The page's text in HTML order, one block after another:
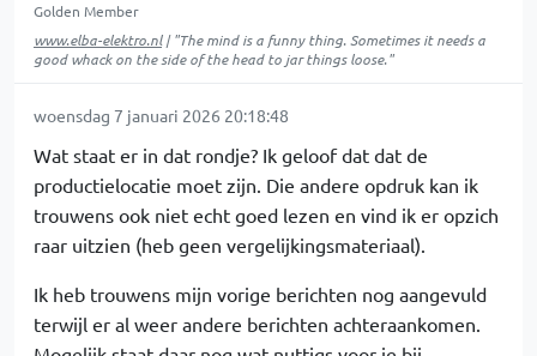
Golden Member
www.elba-elektro.nl| "The mind is a funny thing. Sometimes it needs a
good whack on the side of the head to jar things loose."
woensdag 7 januari 2026 20:18:48
Wat staat er in dat rondje? Ik geloof dat dat de
productielocatie moet zijn. Die andere opdruk kan ik
trouwens ook niet echt goed lezen en vind ik er opzich
raar uitzien (heb geen vergelijkingsmateriaal).
Ik heb trouwens mijn vorige berichten nog aangevuld
terwijl er al weer andere berichten achteraankomen.